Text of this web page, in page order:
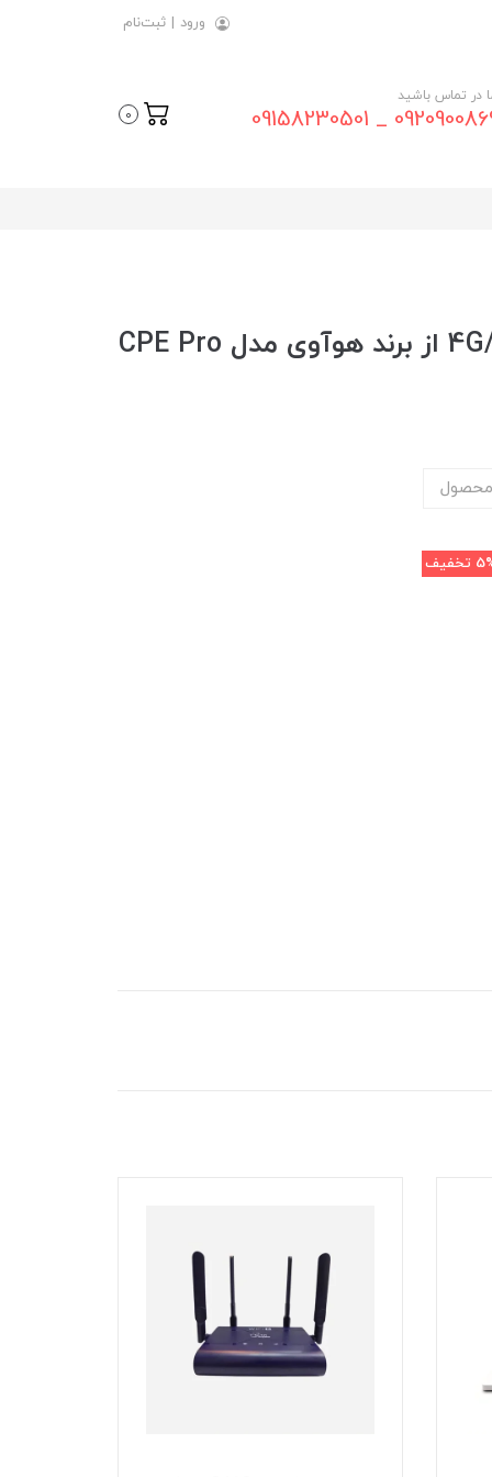
ورود | ثبت‌نام
در تماس باشید
09209008696 _
0
مودم سیمکارتی 4G/5G/TD LTE از برند هوآوی مدل CPE Pro
تخفیف